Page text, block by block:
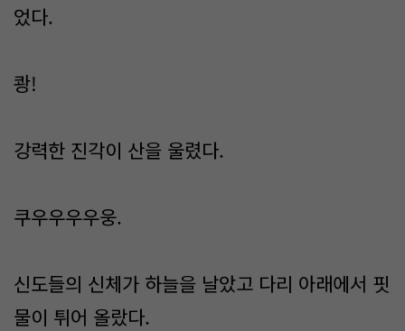
었다.
쾅!
강력한 진각이 산을 울렸다.
쿠우우우우웅.
신도들의 신체가 하늘을 날았고 다리 아래에서 핏
물이 튀어 올랐다.